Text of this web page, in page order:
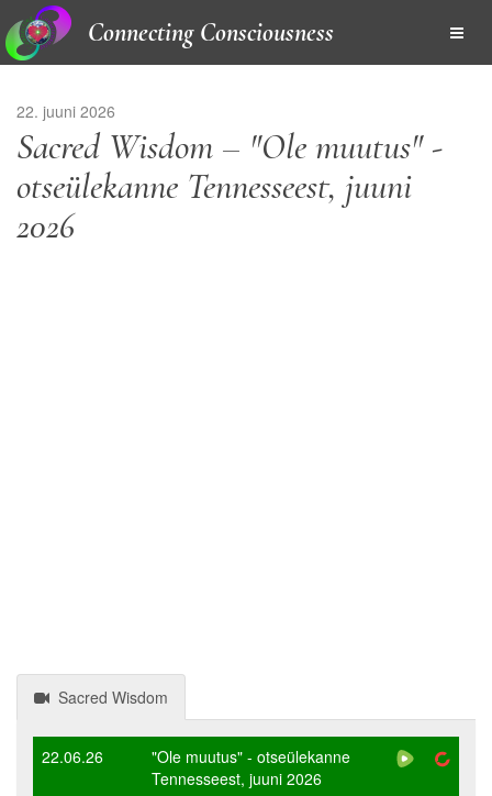
Connecting Consciousness
22. juuni 2026
Sacred Wisdom – "Ole muutus" -
otseülekanne Tennesseest, juuni
2026
Sacred Wisdom
22.06.26
"Ole muutus" - otseülekanne
Tennesseest, juuni 2026